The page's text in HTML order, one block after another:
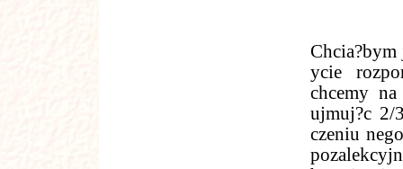
Chcia?bym
ycie
chcemy
ujmuj?c 2/
czeniu